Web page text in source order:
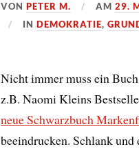
VONPETER M. AM29.
INDEMOKRATIE,
Nicht immer muss ein
z.B. Naomi Kleins
neue Schwarzbuch
beeindrucken. Schlank und